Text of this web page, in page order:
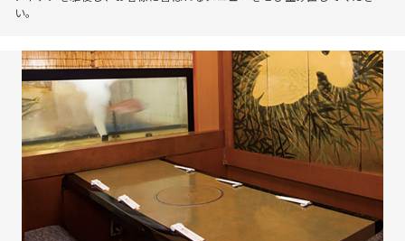
い。